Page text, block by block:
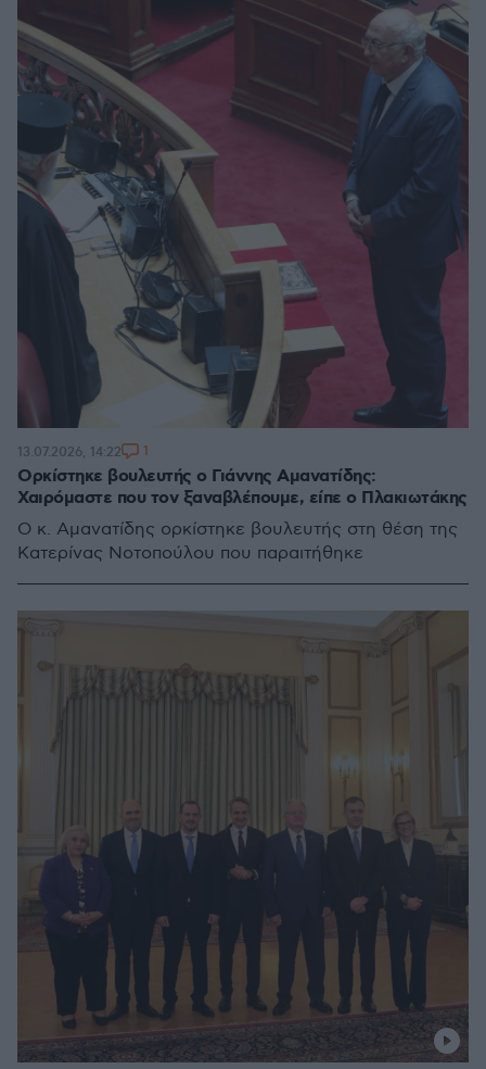
Ορκίστηκε βουλευτής ο Γιάννης Αμανατίδης:
Χαιρόμαστε που τον ξαναβλέπουμε, είπε ο Πλακιωτάκης
Ο κ. Αμανατίδης ορκίστηκε βουλευτής στη θέση της
Κατερίνας Νοτοπούλου που παραιτήθηκε
13.07.2026, 14:22 1